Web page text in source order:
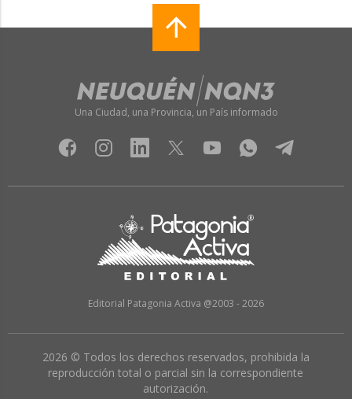
Una Ciudad, una Provincia, un País informado
Editorial Patagonia Activa @2003 - 2026
2026 © Todos los derechos reservados, prohibida la
reproducción total o parcial sin la correspondiente
autorización.